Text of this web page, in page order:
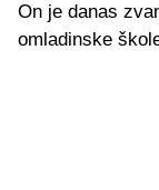
On je danas
omladinske